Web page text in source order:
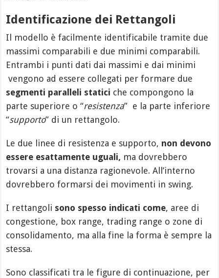
Identificazione dei Rettangoli
Il modello è facilmente identificabile tramite due
massimi comparabili e due minimi comparabili.
Entrambi i punti dati dai massimi e dai minimi
vengono ad essere collegati per formare due
segmenti paralleli statici che compongono la
parte superiore o “resistenza” e la parte inferiore
“supporto” di un rettangolo.
Le due linee di resistenza e supporto, non devono
essere esattamente uguali, ma dovrebbero
trovarsi a una distanza ragionevole. All’interno
dovrebbero formarsi dei movimenti in swing.
I rettangoli sono spesso indicati come, aree di
congestione, box range, trading range o zone di
consolidamento, ma alla fine la forma è sempre la
stessa.
Sono classificati tra le figure di continuazione, per